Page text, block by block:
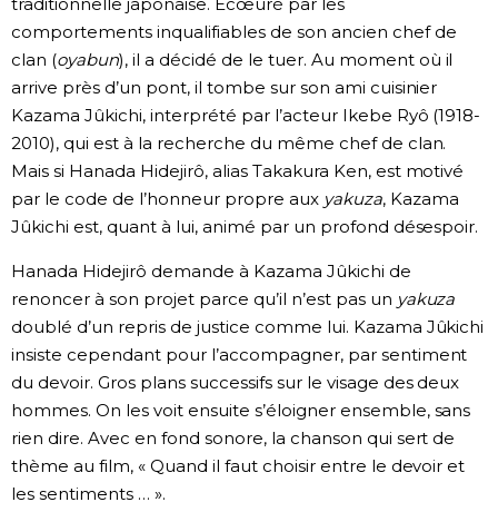
comportements inqualifiables de son ancien chef de
clan (oyabun), il a décidé de le tuer. Au moment où il
arrive près d’un pont, il tombe sur son ami cuisinier
Kazama Jûkichi, interprété par l’acteur Ikebe Ryô (1918-
2010), qui est à la recherche du même chef de clan.
Mais si Hanada Hidejirô, alias Takakura Ken, est motivé
par le code de l’honneur propre aux yakuza, Kazama
Jûkichi est, quant à lui, animé par un profond désespoir.
Hanada Hidejirô demande à Kazama Jûkichi de
renoncer à son projet parce qu’il n’est pas un yakuza
doublé d’un repris de justice comme lui. Kazama Jûkichi
insiste cependant pour l’accompagner, par sentiment
du devoir. Gros plans successifs sur le visage des deux
hommes. On les voit ensuite s’éloigner ensemble, sans
rien dire. Avec en fond sonore, la chanson qui sert de
thème au film, « Quand il faut choisir entre le devoir et
les sentiments … ».